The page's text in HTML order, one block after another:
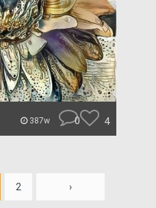
387w 0 4
2 ›